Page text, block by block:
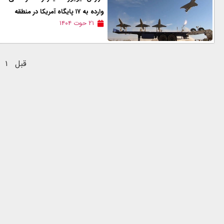
وارده به ۱۷ پایگاه آمریکا در منطقه
۲۱ حوت ۱۴۰۴
قبل ۱